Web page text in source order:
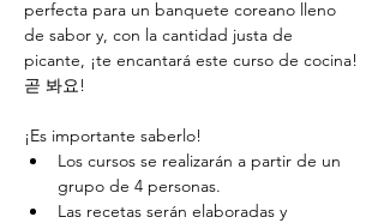
perfecta para un banquete coreano lleno
de sabor y, con la cantidad justa de
picante, ¡te encantará este curso de cocina!
곧 봐요!
¡Es importante saberlo!
Los cursos se realizarán a partir de un
grupo de 4 personas.
Las recetas serán elaboradas y